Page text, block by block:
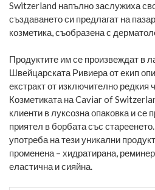
Switzerland напълно заслужиха
създаването си предлагат на
козметика, съобразена с
Продуктите им се произвеждат в
Швейцарската Ривиера от екип
екстракт от изключително редкия
Козметиката на Caviar of
клиенти в луксозна опаковка и
приятел в борбата със
употреба на тези уникални
променена – хидратирана,
еластична и сияйна.